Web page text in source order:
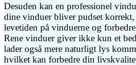
Desuden kan en professionel
dine vinduer bliver pudset
levetiden på vinduerne og
Rene vinduer giver ikke kun et
lader også mere naturligt lys
hvilket kan forbedre din